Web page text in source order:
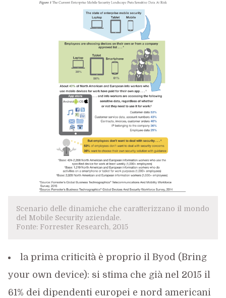
Scenario delle dinamiche che caratterizzano il mondo
del Mobile Security aziendale.
Fonte: Forrester Research, 2015
la prima criticità è proprio il Byod (Bring
your own device): si stima che già nel 2015 il
61% dei dipendenti europei e nord americani